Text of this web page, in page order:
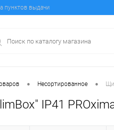
пунктов выдачи
• Несортированное •
IP41